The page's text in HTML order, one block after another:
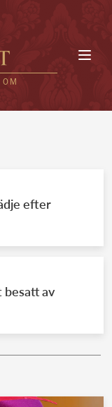
efter
besatt av